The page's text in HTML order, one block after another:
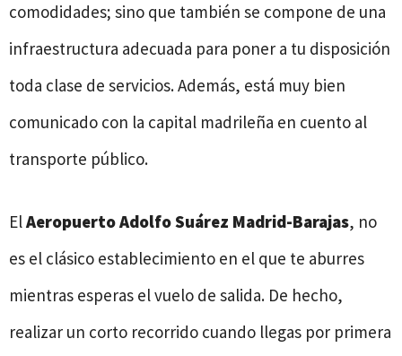
comodidades; sino que también se compone de una
infraestructura adecuada para poner a tu disposición
toda clase de servicios. Además, está muy bien
comunicado con la capital madrileña en cuento al
transporte público.
ElAeropuerto Adolfo Suárez Madrid-Barajas, no
es el clásico establecimiento en el que te aburres
mientras esperas el vuelo de salida. De hecho,
realizar un corto recorrido cuando llegas por primera